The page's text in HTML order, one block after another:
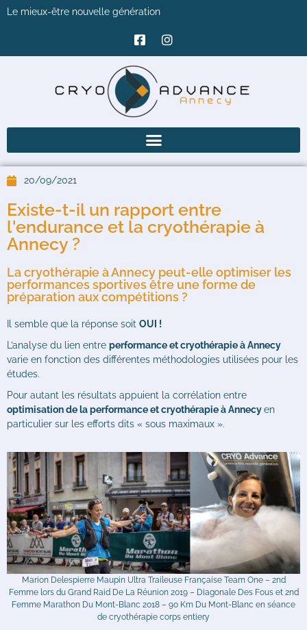
Le mieux-être nouvelle génération
20/09/2021
Existe-t-il un rapport entre
l'endurance et la cryothérapie à
Annecy ?
La cryothérapie à Annecy peut-elle optimiser les
performances sportives être une forme de
préparation aux compétitions ?
Il semble que la réponse soit OUI !
L’analyse du lien entre performance et cryothérapie à Annecy
varie en fonction des différentes méthodologies utilisées pour les
études.
Pour autant les résultats appuient la corrélation entre
optimisation de la performance et cryothérapie à Annecyen
particulier sur les efforts dits « sous maximaux ».
Marion Delespierre Maupin Ultra Traileuse Française Team One – 2nd
Femme lors du Grand Raid De La Réunion 2019 – Diagonale Des Fous et 2nd
Femme Marathon Du Mont-Blanc 2018 – 90 Km Du Mont-Blanc en séance
de cryothérapie corps entier.y